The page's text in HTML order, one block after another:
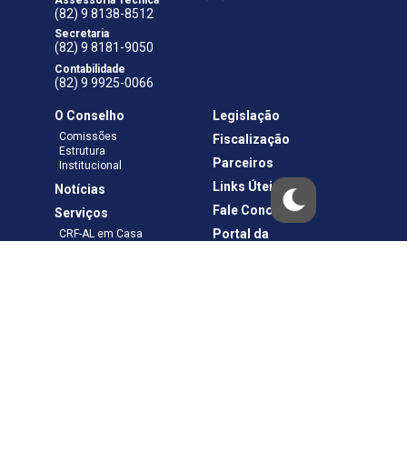
(82) 9 8138-8512
Secretaria
(82) 9 8181-9050
Contabilidade
(82) 9 9925-0066
O Conselho
Comissões
Estrutura
Institucional
Notícias
Serviços
CRF-AL em Casa
Legislação
Fiscalização
Parceiros
Links Úteis
Fale Conosco
Portal da